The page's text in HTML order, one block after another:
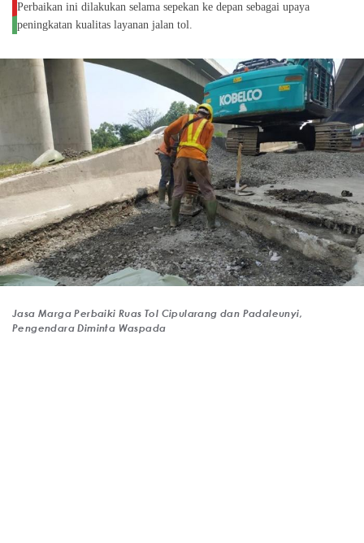
Perbaikan ini dilakukan selama sepekan ke depan sebagai upaya
peningkatan kualitas layanan jalan tol.
Jasa Marga Perbaiki Ruas Tol Cipularang dan Padaleunyi,
Pengendara Diminta Waspada